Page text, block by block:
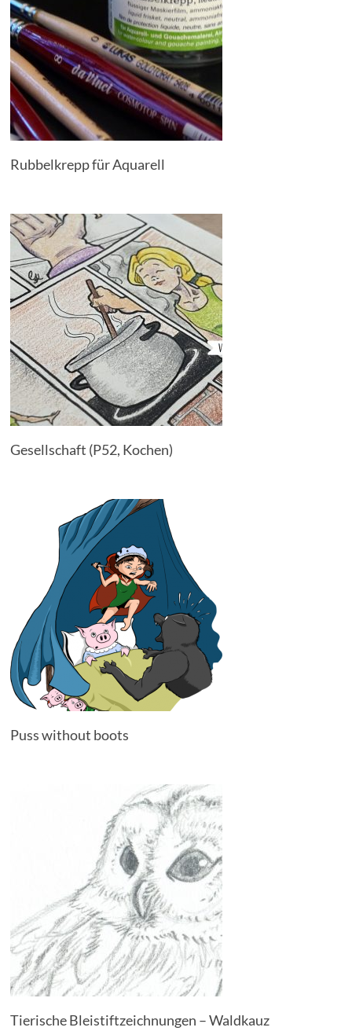
Rubbelkrepp für Aquarell
Gesellschaft (P52, Kochen)
Puss without boots
Tierische Bleistiftzeichnungen – Waldkauz